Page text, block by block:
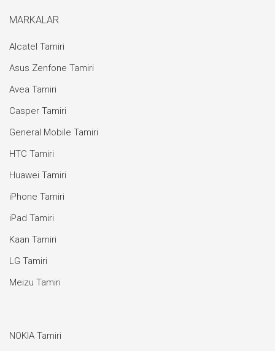
MARKALAR
Alcatel Tamiri
Asus Zenfone Tamiri
Avea Tamiri
Casper Tamiri
General Mobile Tamiri
HTC Tamiri
Huawei Tamiri
iPhone Tamiri
iPad Tamiri
Kaan Tamiri
LG Tamiri
Meizu Tamiri
NOKIA Tamiri